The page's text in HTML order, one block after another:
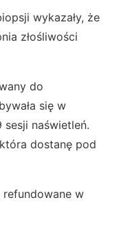
wykazały, że
złośliwości
do
się w
sesji naświetleń.
dostanę pod
w